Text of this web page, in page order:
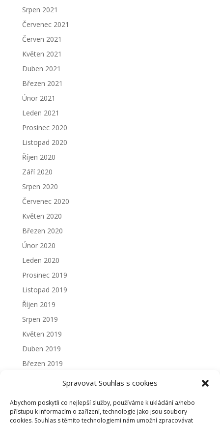
Spravovat Souhlas s cookies
Abychom poskytli co nejlepší služby, používáme k ukládání a/nebo
přístupu k informacím o zařízení, technologie jako jsou soubory
cookies. Souhlas s těmito technologiemi nám umožní zpracovávat
Srpen 2021
Červenec 2021
Červen 2021
Květen 2021
Duben 2021
Březen 2021
Únor 2021
Leden 2021
Prosinec 2020
Listopad 2020
Říjen 2020
Září 2020
Srpen 2020
Červenec 2020
Květen 2020
Březen 2020
Únor 2020
Leden 2020
Prosinec 2019
Listopad 2019
Říjen 2019
Srpen 2019
Květen 2019
Duben 2019
Březen 2019
Prosinec 2018
Listopad 2018